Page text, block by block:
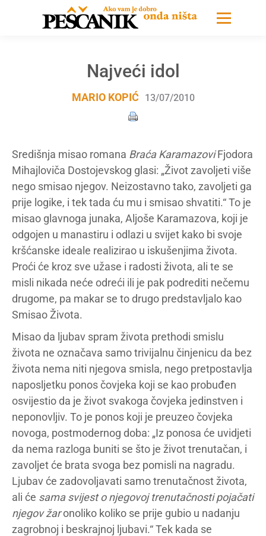
Najveći idol
MARIO KOPIĆ 13/07/2010
Središnja misao romana Braća KaramazoviFjodora
Mihajloviča Dostojevskog glasi: „Život zavoljeti više
nego smisao njegov. Neizostavno tako, zavoljeti ga
prije logike, i tek tada ću mu i smisao shvatiti.“ To je
misao glavnoga junaka, Aljoše Karamazova, koji je
odgojen u manastiru i odlazi u svijet kako bi svoje
kršćanske ideale realizirao u iskušenjima života.
Proći će kroz sve užase i radosti života, ali te se
misli nikada neće odreći ili je pak podrediti nečemu
drugome, pa makar se to drugo predstavljalo kao
Smisao Života.
Misao da ljubav spram života prethodi smislu
života ne označava samo trivijalnu činjenicu da bez
života nema niti njegova smisla, nego pretpostavlja
naposljetku ponos čovjeka koji se kao probuđen
osvijestio da je život svakoga čovjeka jedinstven i
neponovljiv. To je ponos koji je preuzeo čovjeka
novoga, postmodernog doba: „Iz ponosa će uvidjeti
da nema razloga buniti se što je život trenutačan, i
zavoljet će brata svoga bez pomisli na nagradu.
Ljubav će zadovoljavati samo trenutačnost života,
ali će sama svijest o njegovoj trenutačnosti pojačati
njegov žaronoliko koliko se prije gubio u nadanju
zagrobnoj i beskrajnoj ljubavi.“ Tek kada se